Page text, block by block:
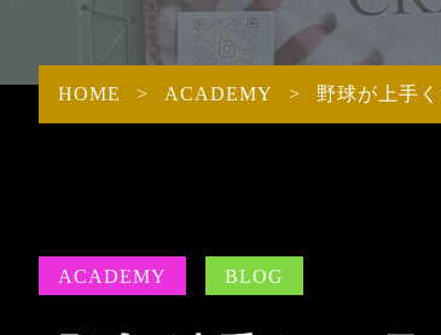
ITEMS商品一覧
HOME > ACADEMY > 野球が上手
ACADEMY BLOG